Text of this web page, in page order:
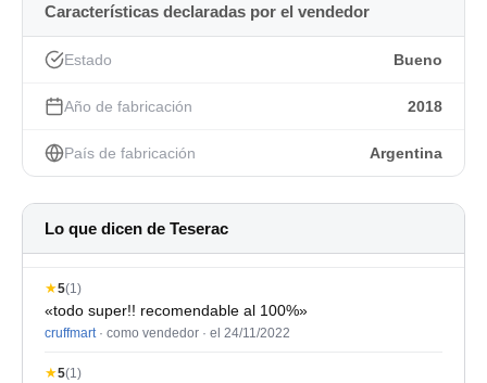
https://bucciclasicos.com/44-eqp-501a
No me interesan cambios
Saludos
Características declaradas por el vendedor
Estado Bueno
Año de fabricación 2018
País de fabricación Argentina
Lo que dicen de Teserac
★5(1)
«todo super!! recomendable al 100%»
cruffmart · como vendedor · el 24/11/2022
★5(1)